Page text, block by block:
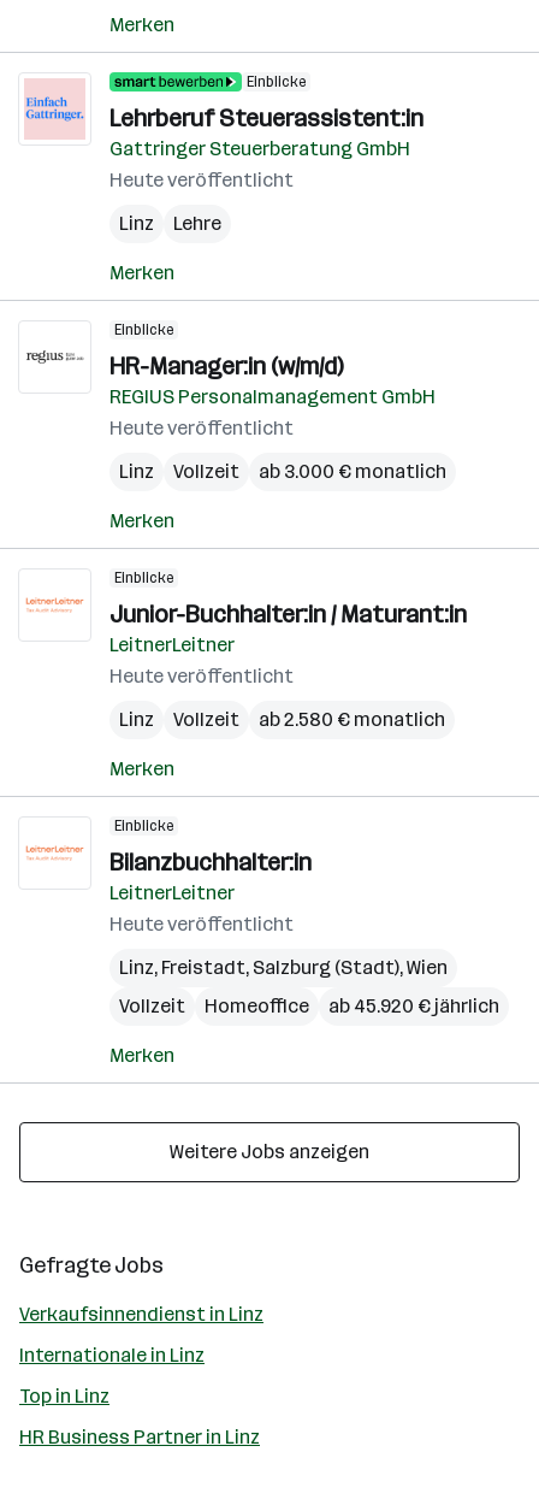
Merken
Einblicke
Lehrberuf Steuerassistent:in
Gattringer Steuerberatung GmbH
Heute veröffentlicht
Linz
Lehre
Merken
Einblicke
HR-Manager:in (w/m/d)
REGIUS Personalmanagement GmbH
Heute veröffentlicht
Linz
Vollzeit ab 3.000 € monatlich
Merken
Einblicke
Junior-Buchhalter:in / Maturant:in
LeitnerLeitner
Heute veröffentlicht
Linz
Vollzeit ab 2.580 € monatlich
Merken
Einblicke
Bilanzbuchhalter:in
LeitnerLeitner
Heute veröffentlicht
Linz, Freistadt, Salzburg (Stadt),Wien
Vollzeit
Homeoffice ab 45.920 € jährlich
Merken
Weitere Jobs anzeigen
Gefragte Jobs
Verkaufsinnendienst in Linz
Internationale in Linz
Top in Linz
HR Business Partner in Linz